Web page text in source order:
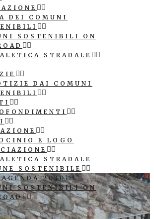
DEI COMUNI
SOSTENIBILI ON
STRADALE
DAI COMUNI
E LOGO
STRADALE
SOSTENIBILE
2030
SOSTENIBILI ON